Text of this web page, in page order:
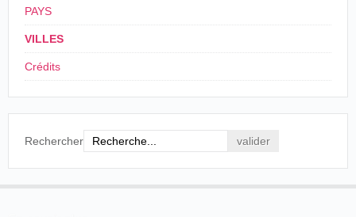
PAYS
VILLES
Crédits
Rechercher